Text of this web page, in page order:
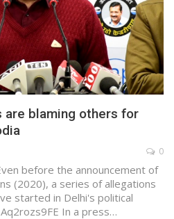
are blaming others for
0
before the announcement of
(2020), a series of allegations
started in Delhi's political
In a press…